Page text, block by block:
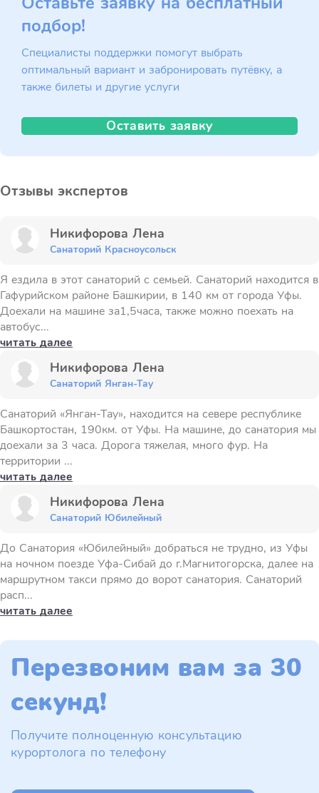
подбор!
Специалисты поддержки помогут выбрать
оптимальный вариант и забронировать путёвку, а
также билеты и другие услуги
Оставить заявку
Отзывы экспертов
Никифорова Лена
Санаторий Красноусольск
Я ездила в этот санаторий с семьей. Санаторий находится в
Гафурийском районе Башкирии, в 140 км от города Уфы.
Доехали на машине за1,5часа, также можно поехать на
автобус...
читать далее
Никифорова Лена
Санаторий Янган-Тау
Санаторий «Янган-Тау», находится на севере республике
Башкортостан, 190км. от Уфы. На машине, до санатория мы
доехали за 3 часа. Дорога тяжелая, много фур. На
территории ...
читать далее
Никифорова Лена
Санаторий Юбилейный
До Санатория «Юбилейный» добраться не трудно, из Уфы
на ночном поезде Уфа-Сибай до г.Магнитогорска, далее на
маршрутном такси прямо до ворот санатория. Санаторий
расп...
читать далее
Перезвоним вам за 30
секунд!
Получите полноценную консультацию
курортолога по телефону